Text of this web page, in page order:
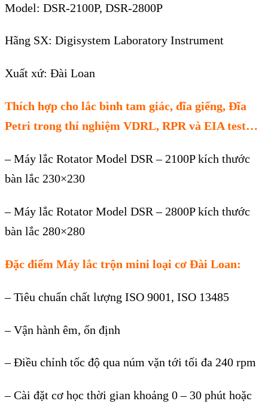
Model: DSR-2100P, DSR-2800P
Hãng SX: Digisystem Laboratory Instrument
Xuất xứ: Đài Loan
Thích hợp cho lắc bình tam giác, đĩa giếng, Đĩa
Petri trong thí nghiệm VDRL, RPR và EIA test…
– Máy lắc Rotator Model DSR – 2100P kích thước
bàn lắc 230×230
– Máy lắc Rotator Model DSR – 2800P kích thước
bàn lắc 280×280
Đặc điểm Máy lắc trộn mini loại cơ Đài Loan:
– Tiêu chuẩn chất lượng ISO 9001, ISO 13485
– Vận hành êm, ổn định
– Điều chỉnh tốc độ qua núm vặn tới tối đa 240 rpm
– Cài đặt cơ học thời gian khoảng 0 – 30 phút hoặc